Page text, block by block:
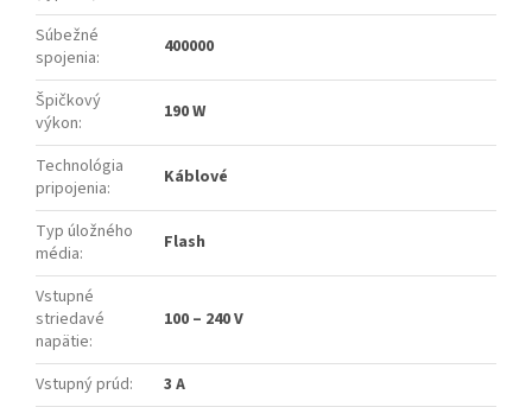
Súbežné
spojenia: 400000
Špičkový
výkon: 190 W
Technológia
pripojenia: Káblové
Typ úložného
média: Flash
Vstupné
striedavé
napätie:
100 – 240 V
Vstupný prúd:
3 A